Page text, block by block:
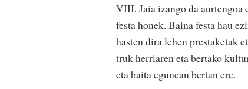
VIII. Jaia izango da aurtengoa
festa honek. Baina festa hau
hasten dira lehen prestaketak
truk herriaren eta bertako
eta baita egunean bertan ere.